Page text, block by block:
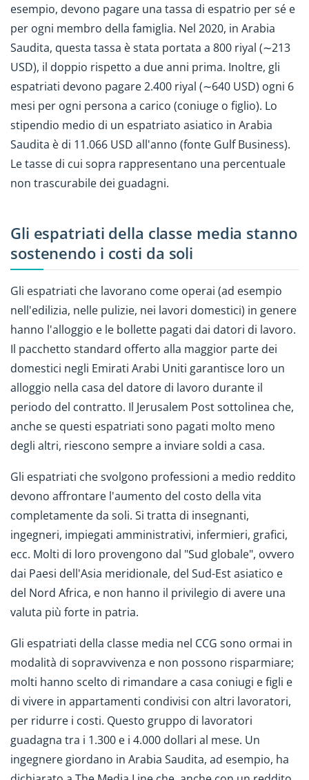
esempio, devono pagare una tassa di espatrio per sé e
per ogni membro della famiglia. Nel 2020, in Arabia
Saudita, questa tassa è stata portata a 800 riyal (∼213
USD), il doppio rispetto a due anni prima. Inoltre, gli
espatriati devono pagare 2.400 riyal (∼640 USD) ogni 6
mesi per ogni persona a carico (coniuge o figlio). Lo
stipendio medio di un espatriato asiatico in Arabia
Saudita è di 11.066 USD all'anno (fonte Gulf Business).
Le tasse di cui sopra rappresentano una percentuale
non trascurabile dei guadagni.
Gli espatriati della classe media stanno
sostenendo i costi da soli
Gli espatriati che lavorano come operai (ad esempio
nell'edilizia, nelle pulizie, nei lavori domestici) in genere
hanno l'alloggio e le bollette pagati dai datori di lavoro.
Il pacchetto standard offerto alla maggior parte dei
domestici negli Emirati Arabi Uniti garantisce loro un
alloggio nella casa del datore di lavoro durante il
periodo del contratto. Il Jerusalem Post sottolinea che,
anche se questi espatriati sono pagati molto meno
degli altri, riescono sempre a inviare soldi a casa.
Gli espatriati che svolgono professioni a medio reddito
devono affrontare l'aumento del costo della vita
completamente da soli. Si tratta di insegnanti,
ingegneri, impiegati amministrativi, infermieri, grafici,
ecc. Molti di loro provengono dal "Sud globale", ovvero
dai Paesi dell'Asia meridionale, del Sud-Est asiatico e
del Nord Africa, e non hanno il privilegio di avere una
valuta più forte in patria.
Gli espatriati della classe media nel CCG sono ormai in
modalità di sopravvivenza e non possono risparmiare;
molti hanno scelto di rimandare a casa coniugi e figli e
di vivere in appartamenti condivisi con altri lavoratori,
per ridurre i costi. Questo gruppo di lavoratori
guadagna tra i 1.300 e i 4.000 dollari al mese. Un
ingegnere giordano in Arabia Saudita, ad esempio, ha